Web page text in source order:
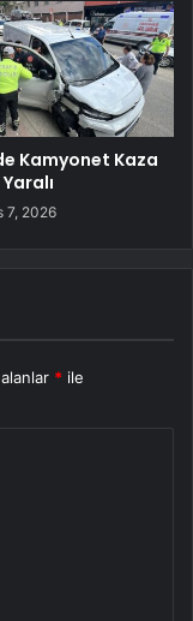
Kamyonet Kaza
7, 2026
* ile